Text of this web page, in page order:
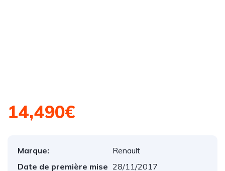
14,490€
Marque:
Renault
Date de première mise 28/11/2017